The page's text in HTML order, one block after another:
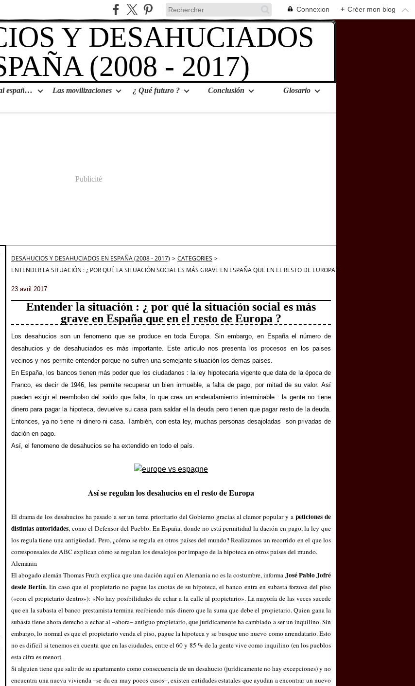
Connexion + Créer mon blog
La situación social española Las movilizaciones ¿ Qué futuro ? Conclusión
Glosario
Publicité
DESAHUCIOS Y DESAHUCIADOS EN ESPAÑA (2008 - 2017) > CATEGORIES >
ENTENDER LA SITUACIÓN : ¿ POR QUÉ LA SITUACIÓN SOCIAL ES MÁS GRAVE EN ESPAÑA QUE EN EL RESTO DE EUROPA ?
23 avril 2017
Entender la situación : ¿ por qué la situación social es más
grave en España que en el resto de Europa ?
Los desahucios son un fenomeno que se produce en toda Europa. Sin embargo, en España el número de
desahucios y de desahuciados es más importante. Este articulo nos presenta los procesos en los paises
vecinos y nos permite entender porque no sufren una semejante situación los demas paises.
En España, los bancos tienen más poder que los ciudadanos : la ley hipotecaria vigente que data de la época de
Franco, es decir de 1946, les permite recuperar un bien inmueble, a falta de pago, por mitad de su valor. Así
pueden exigir el reembolso del saldo que falta, lo que crea un endeudamiento interminable : la gente no tiene
dinero para pagar la hipoteca, devuelve su casa para saldar el la deuda pero tienen que pagar resto de la deuda.
Entonces, ya no tiene ni dinero ni casa. También, con esta ley, muchas personas desajoladas son privadas de
dación en pago.
Así, el fenomeno de desahucios se ha extendido en todo el país.
Así se regulan los desahucios en el resto de Europa
El drama de los desahucios ha pasado a ser un tema prioritario del Gobierno gracias al clamor popular y apeticiones de
distintas autoridades, como el Defensor del Pueblo. En España, donde no está permitidad la dación en pago, la ley que
los regula tiene una antigüedad. Pero, ¿cómo se regula en otros países del mundo? Realizamos un recorrido en el que los
corresponsales de ABC explican cómo se regulan los desalojos por impago de la hipoteca en otros países del mundo.
Alemania
El abogado alemán Thomas Fruth explica que una dación aquí en Alemania no es la costumbre, informa José Pablo Jofré
desde Berlín. En caso que el propietario no pague las cuotas de su hipoteca, el banco entra en subasta forzosa del piso
(«con el propietario dentro»): «No hay posibilidades de echar a la calle al propietario». La mayoría de las veces sucede
que en la subasta el banco prestamista termina recibiendo más dinero que la suma que debe el propietario. Quien gana la
subasta tiene ahora derecho a echar al –ahora– antiguo propietario, que jurídicamente ha cambiado a ser un inquilino. Sin
embargo, lo normal es que el propietario venda el piso, pague la hipoteca y se busque uno nuevo como arrendatario. Esto
no es difícil si tenemos en cuenta que en las ciudades, entre el 60 y 85 % de la gente vive como inquilino (en los pueblos
esta cifra es menor).
Si alguien tiene que salir de su apartamento como consecuencia de un desahucio (jurídicamente no hay excepciones) y no
encuentra una nueva vivienda –se da en muy pocos casos–, existen entidades estatales que ayudan a encontrar un nuevo